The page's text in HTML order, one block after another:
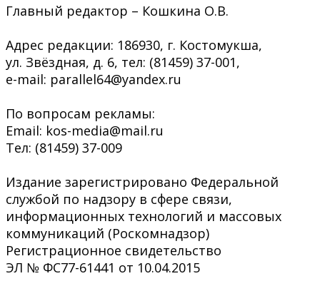
Главный редактор – Кошкина О.В.
Адрес редакции: 186930, г. Костомукша,
ул. Звёздная, д. 6, тел: (81459) 37-001,
e-mail: parallel64@yandex.ru
По вопросам рекламы:
Email: kos-media@mail.ru
Тел: (81459) 37-009
Издание зарегистрировано Федеральной
службой по надзору в сфере связи,
информационных технологий и массовых
коммуникаций (Роскомнадзор)
Регистрационное свидетельство
ЭЛ № ФС77-61441 от 10.04.2015